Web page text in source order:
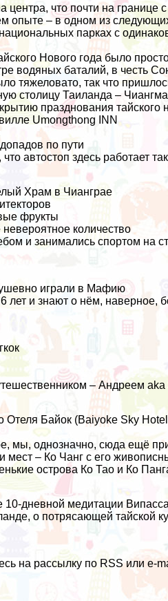
что почти на границе
опыте – в одном из
парках с
Нового года было
водяных баталий, в честь
тяжеловато, так что
столицу Таиланда –
празднования тайского
Umongthong INN
по пути
чтоавтостоп здесь работает
Храм в Чианграе
фрукты
количество
и занимались спортом на
играли в Мафию
лет и знают о нём, наверное,
–Андреем aka
Отеля Байок (Baiyoke Sky Hotel
мы, однозначно, сюда ещё
мест – Ко Чанг с его
острова Ко Тао и Ко
дневной медитации
о потрясающей тайской
на рассылку по RSS или e-